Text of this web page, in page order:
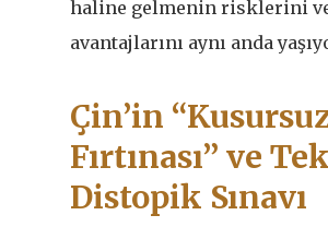
haline gelmenin risklerini
avantajlarını aynı anda
Çin’in
Fırtınası” ve
Distopik Sınavı